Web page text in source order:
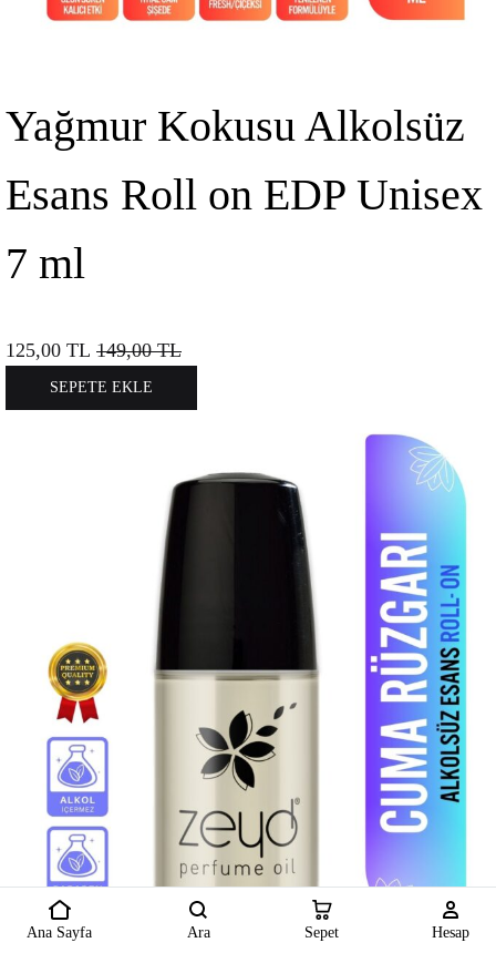
Yağmur Kokusu Alkolsüz
Esans Roll on EDP Unisex
7 ml
125,00 TL 149,00TL
SEPETE EKLE
Ana Sayfa Ara Sepet Hesap